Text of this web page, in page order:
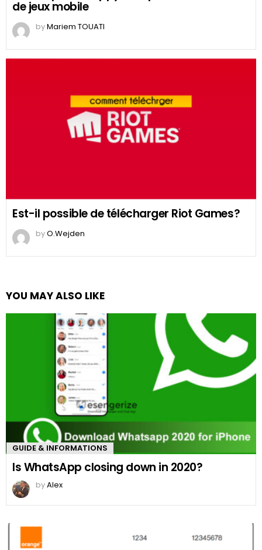
de jeux mobile
byMariem TOUATI
Est-il possible de télécharger Riot Games?
byO.Wejden
YOU MAY ALSO LIKE
GUIDE & INFORMATIONS
Is WhatsApp closing down in 2020?
byAlex